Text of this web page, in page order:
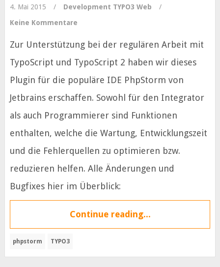
4. Mai 2015 / Development TYPO3 Web
/
Keine Kommentare
Zur Unterstützung bei der regulären Arbeit mit
TypoScript und TypoScript 2 haben wir dieses
Plugin für die populäre IDE PhpStorm von
Jetbrains erschaffen. Sowohl für den Integrator
als auch Programmierer sind Funktionen
enthalten, welche die Wartung, Entwicklungszeit
und die Fehlerquellen zu optimieren bzw.
reduzieren helfen. Alle Änderungen und
Bugfixes hier im Überblick:
Continue reading...
phpstorm TYPO3